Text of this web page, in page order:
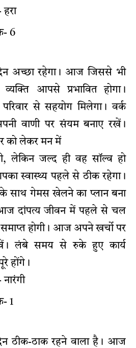
6
अच्छा रहेगा। आज जिससे भी
आपसे प्रभावित होगा।
से सहयोग मिलेगा। वर्क
वाणी पर संयम बनाए रखें।
को लेकर मन में
लेकिन जल्द ही वह सॉल्व हो
स्वास्थ्य पहले से ठीक रहेगा।
के साथ गेमस खेलने का प्लान बना
दांपत्य जीवन में पहले से चल
होगी। आज अपने खर्चो पर
लंबे समय से रुके हुए कार्य
होंगे।
1
ठीक-ठाक रहने वाला है। आज